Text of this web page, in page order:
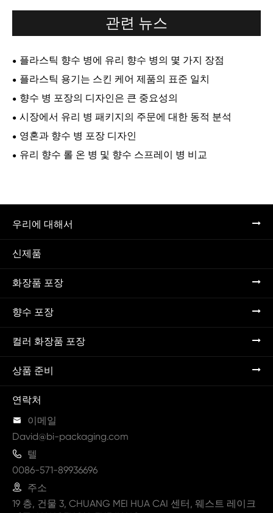
관련 뉴스
플라스틱 향수 병에 유리 향수 병의 몇 가지 장점
플라스틱 용기는 스킨 케어 제품의 표준 일치
향수 병 포장의 디자인은 큰 중요성의
시장에서 유리 병 패키지의 주문에 대한 동적 분석
영혼과 향수 병 포장 디자인
유리 향수 롤 온 병 및 향수 스프레이 병 비교
우리에 대해서
신제품
화장품 포장
향수 포장
컬러 화장품 포장
상품 준비
연락처
 이메일
David@bi-packaging.com
 텔
0086-571-89936696
 주소
19 층, 건물 3, CHUANG MEI HUA CAI 센터, 웨스트 레이크